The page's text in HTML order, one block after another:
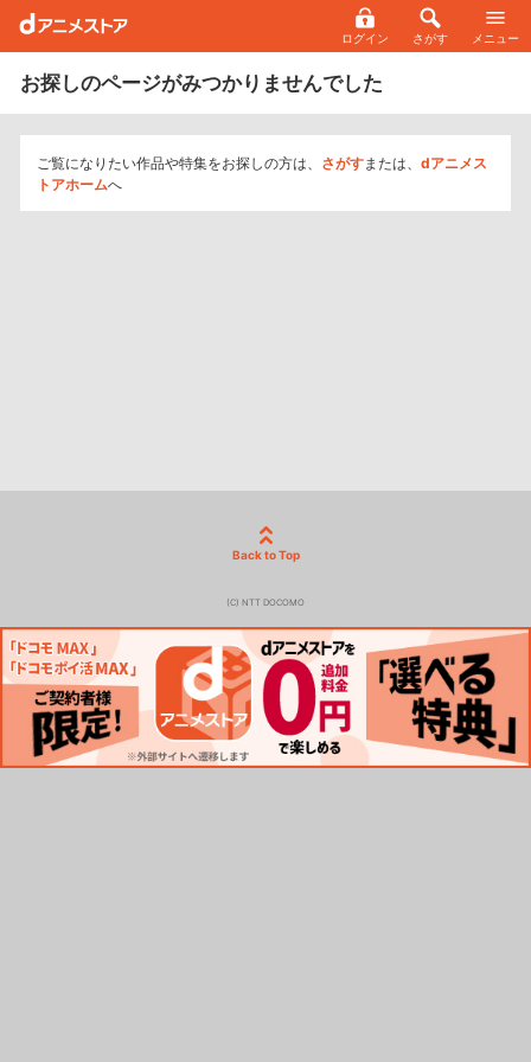
ログイン さがす メニュー
お探しのページがみつかりませんでした
ご覧になりたい作品や特集をお探しの方は、 さがすまたは、 dアニメス
トアホームへ
Back to Top
(C) NTT DOCOMO